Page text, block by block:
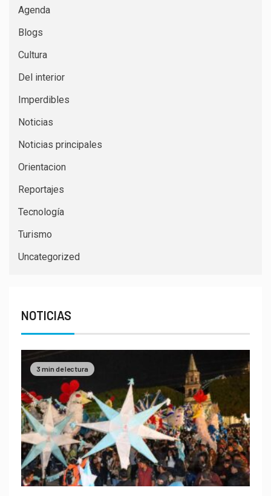
Agenda
Blogs
Cultura
Del interior
Imperdibles
Noticias
Noticias principales
Orientacion
Reportajes
Tecnología
Turismo
Uncategorized
NOTICIAS
3 min de lectura